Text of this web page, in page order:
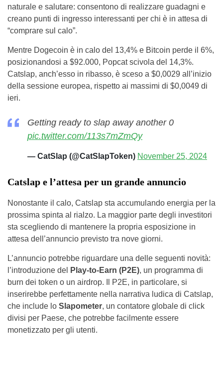
naturale e salutare: consentono di realizzare guadagni e
creano punti di ingresso interessanti per chi è in attesa di
“comprare sul calo”.
Mentre Dogecoin è in calo del 13,4% e Bitcoin perde il 6%,
posizionandosi a $92.000, Popcat scivola del 14,3%.
Catslap, anch’esso in ribasso, è sceso a $0,0029 all’inizio
della sessione europea, rispetto ai massimi di $0,0049 di
ieri.
Getting ready to slap away another 0
pic.twitter.com/113s7mZmQy
— CatSlap (@CatSlapToken) November 25, 2024
Catslap e l’attesa per un grande annuncio
Nonostante il calo, Catslap sta accumulando energia per la
prossima spinta al rialzo. La maggior parte degli investitori
sta scegliendo di mantenere la propria esposizione in
attesa dell’annuncio previsto tra nove giorni.
L’annuncio potrebbe riguardare una delle seguenti novità:
l’introduzione del
Play-to-Earn (P2E), un programma di
burn dei token o un airdrop. Il P2E, in particolare, si
inserirebbe perfettamente nella narrativa ludica di Catslap,
che include lo Slapometer, un contatore globale di click
divisi per Paese, che potrebbe facilmente essere
monetizzato per gli utenti.